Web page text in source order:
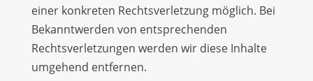
einer konkreten Rechtsverletzung möglich. Bei
Bekanntwerden von entsprechenden
Rechtsverletzungen werden wir diese Inhalte
umgehend entfernen.